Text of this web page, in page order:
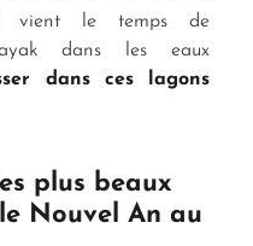
vient le temps de
dans les eaux
dans ces lagons
plus beaux
Nouvel An au